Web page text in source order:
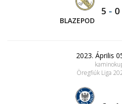
BLAZEPOD
5 - 0
2023. Április
Öregfiúk Liga